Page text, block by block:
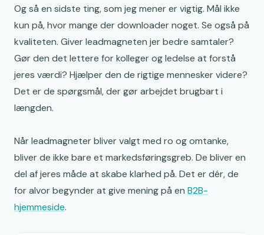
Og så en sidste ting, som jeg mener er vigtig. Mål ikke
kun på, hvor mange der downloader noget. Se også på
kvaliteten. Giver leadmagneten jer bedre samtaler?
Gør den det lettere for kolleger og ledelse at forstå
jeres værdi? Hjælper den de rigtige mennesker videre?
Det er de spørgsmål, der gør arbejdet brugbart i
længden.
Når leadmagneter bliver valgt med ro og omtanke,
bliver de ikke bare et markedsføringsgreb. De bliver en
del af jeres måde at skabe klarhed på. Det er dér, de
for alvor begynder at give mening på en B2B-
hjemmeside.